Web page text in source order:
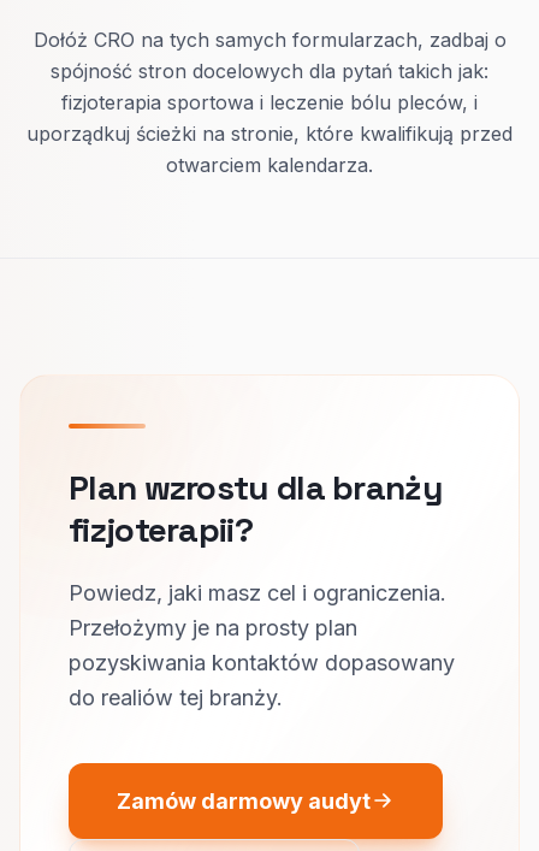
Dołóż CRO na tych samych formularzach, zadbaj o
spójność stron docelowych dla pytań takich jak:
fizjoterapia sportowa i leczenie bólu pleców, i
uporządkuj ścieżki na stronie, które kwalifikują przed
otwarciem kalendarza.
Plan wzrostu dla branży
fizjoterapii?
Powiedz, jaki masz cel i ograniczenia.
Przełożymy je na prosty plan
pozyskiwania kontaktów dopasowany
do realiów tej branży.
Zamów darmowy audyt